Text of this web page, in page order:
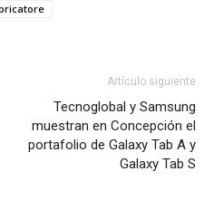
Artículo siguiente
Tecnoglobal y Samsung
muestran en Concepción el
portafolio de Galaxy Tab A y
Galaxy Tab S